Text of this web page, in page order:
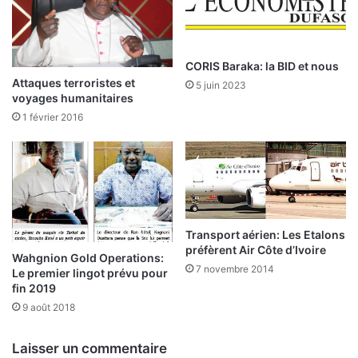
r
d
t
o
t
o
y
é
s
n
l
e
d
e
l
B
E
A
O
:
6
2
7
m
l
Attaques terroristes et
voyages humanitaires
1 février 2016
CORIS Baraka: la BID et nous
5 juin 2023
Wahgnion Gold Operations:
Le premier lingot prévu pour
fin 2019
9 août 2018
Transport aérien: Les Etalons
préfèrent Air Côte d’Ivoire
7 novembre 2014
Laisser un commentaire